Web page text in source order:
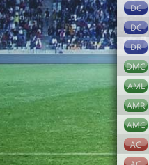
DC
DC
DR
DMC
AML
AMR
AMC
AC